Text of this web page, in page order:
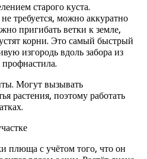
старого куста.
требуется, можно аккуратно
пригибать ветки к земле,
корни. Это самый быстрый
изгородь вдоль забора из
Могут вызывать
растения, поэтому работать
плюща с учётом того, что он